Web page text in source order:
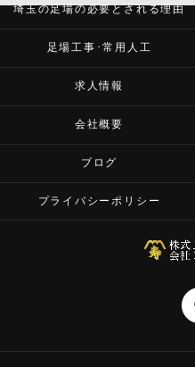
埼玉の足場の必要とされる理由
足場工事･常用人工
求人情報
会社概要
ブログ
プライバシーポリシー